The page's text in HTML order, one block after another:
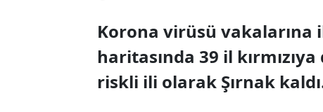
Korona virüsü vakalarına
haritasında 39 il
riskli ili olarak Şırnak